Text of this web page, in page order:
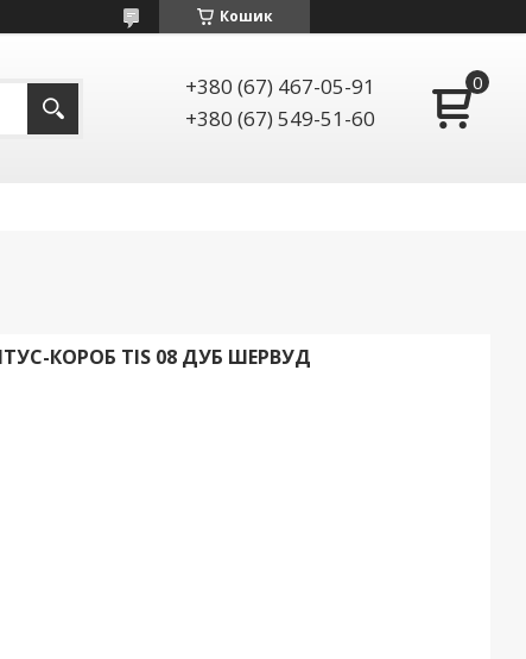
Кошик
+380 (67) 467-05-91
+380 (67) 549-51-60
КОРОБ TIS 08 ДУБ ШЕРВУД